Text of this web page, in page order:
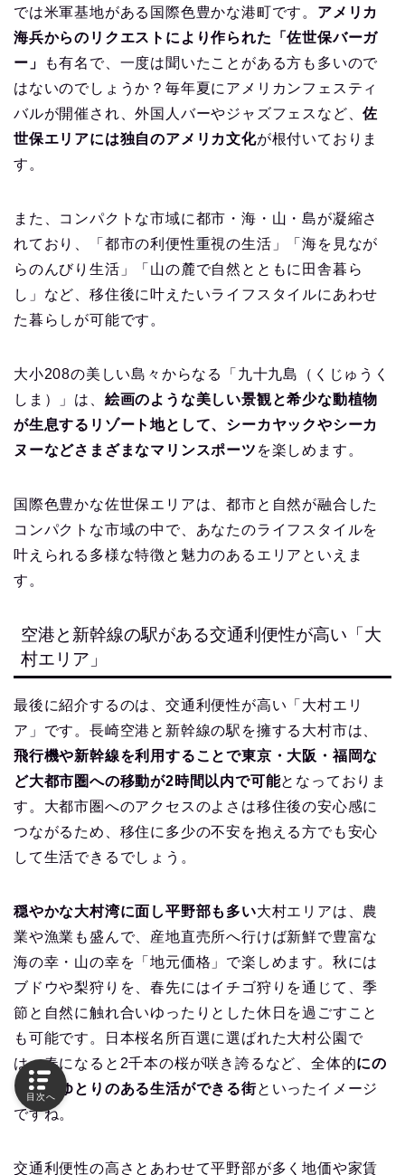
では米軍基地がある国際色豊かな港町です。 アメリカ
海兵からのリクエストにより作られた「佐世保バーガ
ー」
も有名で、一度は聞いたことがある方も多いので
はないのでしょうか？毎年夏にアメリカンフェスティ
バルが開催され、外国人バーやジャズフェスなど、佐
世保エリアには独自のアメリカ文化が根付いておりま
す。
また、コンパクトな市域に都市・海・山・島が凝縮さ
れており、「都市の利便性重視の生活」「海を見なが
らのんびり生活」「山の麓で自然とともに田舎暮ら
し」など、移住後に叶えたいライフスタイルにあわせ
た暮らしが可能です。
大小208の美しい島々からなる「九十九島（くじゅうく
しま）」は、 絵画のような美しい景観と希少な動植物
が生息するリゾート地として、シーカヤックやシーカ
ヌーなどさまざまなマリンスポーツ を楽しめます。
国際色豊かな佐世保エリアは、都市と自然が融合した
コンパクトな市域の中で、あなたのライフスタイルを
叶えられる多様な特徴と魅力のあるエリアといえま
す。
空港と新幹線の駅がある交通利便性が高い「大
村エリア」
最後に紹介するのは、交通利便性が高い「大村エリ
ア」です。長崎空港と新幹線の駅を擁する大村市は、
飛行機や新幹線を利用することで東京・大阪・福岡な
ど大都市圏への移動が2時間以内で可能となっておりま
す。大都市圏へのアクセスのよさは移住後の安心感に
つながるため、移住に多少の不安を抱える方でも安心
して生活できるでしょう。
穏やかな大村湾に面し平野部も多い大村エリアは、農
業や漁業も盛んで、産地直売所へ行けば新鮮で豊富な
海の幸・山の幸を「地元価格」で楽しめます。秋には
ブドウや梨狩りを、春先にはイチゴ狩りを通じて、季
節と自然に触れ合いゆったりとした休日を過ごすこと
も可能です。日本桜名所百選に選ばれた大村公園で
は、春になると2千本の桜が咲き誇るなど、全体的にの
どかでゆとりのある生活ができる街といったイメージ
ですね。
交通利便性の高さとあわせて平野部が多く地価や家賃
目次へ